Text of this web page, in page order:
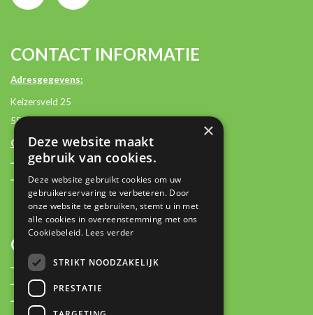
CONTACT INFORMATIE
Adresgegevens:
Keizersveld 25
5803 AM Venray
Contactgegevens:
+31 (0)85 2362500
contact@plan-it.nl
OVER
Plan-IT Stories
Over ons
×
Deze website maakt
gebruik van cookies.
Deze website gebruikt cookies om uw
gebruikerservaring te verbeteren. Door
onze website te gebruiken, stemt u in met
alle cookies in overeenstemming met ons
Cookiebeleid. Lees verder
STRIKT NOODZAKELIJK
PRESTATIE